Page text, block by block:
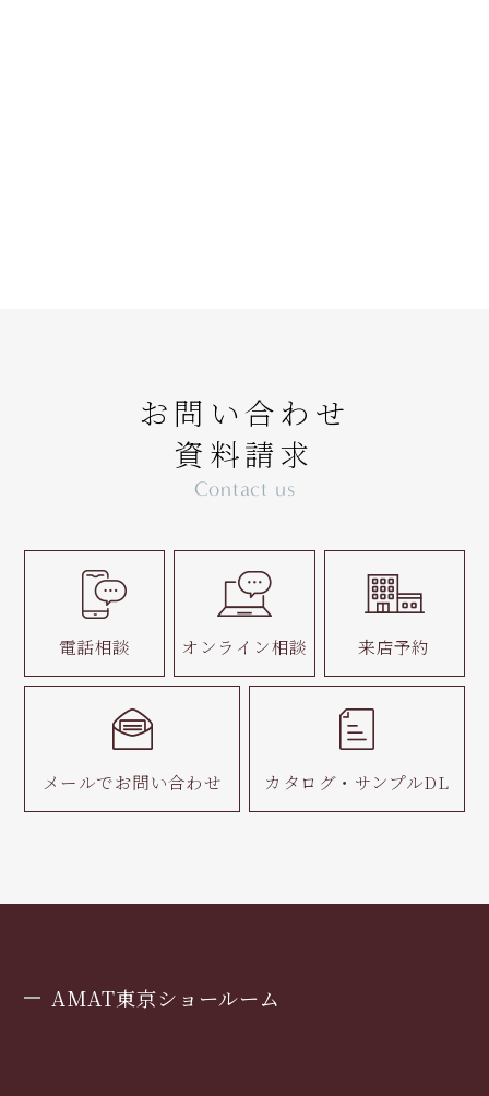
お問い合わせ
資料請求
Contact us
電話相談 オンライン相談 来店予約
メールでお問い合わせ カタログ・ サンプルDL
AMAT東京ショールーム